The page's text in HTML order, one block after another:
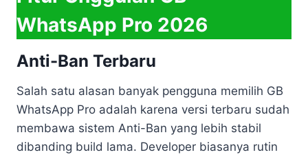
WhatsApp Pro 2026
Anti-Ban Terbaru
Salah satu alasan banyak pengguna memilih GB
WhatsApp Pro adalah karena versi terbaru sudah
membawa sistem Anti-Ban yang lebih stabil
dibanding build lama. Developer biasanya rutin